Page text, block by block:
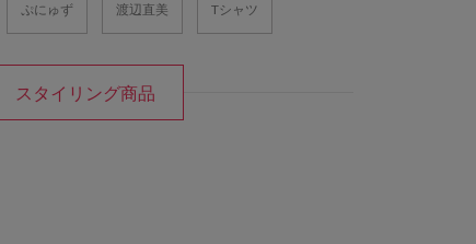
ぷにゅず 渡辺直美 Tシャツ
スタイリング商品